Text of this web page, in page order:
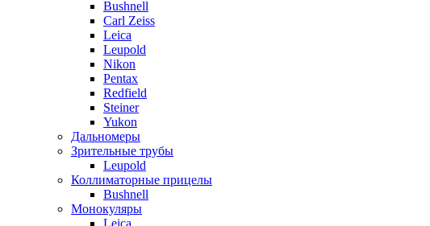
Bushnell
Carl Zeiss
Leica
Leupold
Nikon
Pentax
Redfield
Steiner
Yukon
Дальномеры
Зрительные трубы
Leupold
Коллиматорные прицелы
Bushnell
Монокуляры
Leica